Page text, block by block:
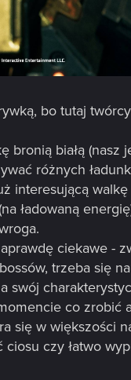
bo tutaj
bronią białą
różnych
interesującą
ładowaną
ciekawe -
trzeba się
swój
co zrobić
się w większości
czy łatwo